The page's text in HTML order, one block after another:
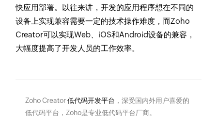
快应用部署。以往来讲，开发的应用程序想在不同的
设备上实现兼容需要一定的技术操作难度，而Zoho
Creator可以实现Web、iOS和Android设备的兼容，
大幅度提高了开发人员的工作效率。
Zoho Creator低代码开发平台 ，深受国内外用户喜爱的
低代码平台，Zoho是专业低代码平台厂商。